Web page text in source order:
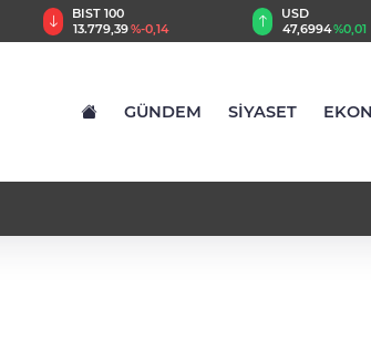
USD
47,6994%0,01
EUR
55,1251%-0,05
GÜNDEM SİYASET